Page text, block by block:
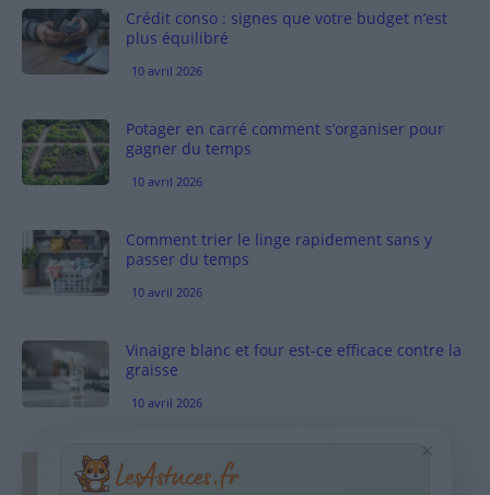
Crédit conso : signes que votre budget n’est
plus équilibré
10 avril 2026
Potager en carré comment s’organiser pour
gagner du temps
10 avril 2026
Comment trier le linge rapidement sans y
passer du temps
10 avril 2026
Vinaigre blanc et four est-ce efficace contre la
graisse
10 avril 2026
Taches pigmentaires : routine simple +
habitudes qui aident
×